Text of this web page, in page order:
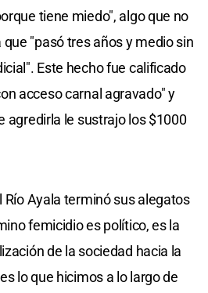
tiene miedo", algo que no
"pasó tres años y medio sin
Este hecho fue calificado
acceso carnal agravado" y
agredirla le sustrajo los $1000
Río Ayala terminó sus alegatos
femicidio es político, es la
de la sociedad hacia la
lo que hicimos a lo largo de